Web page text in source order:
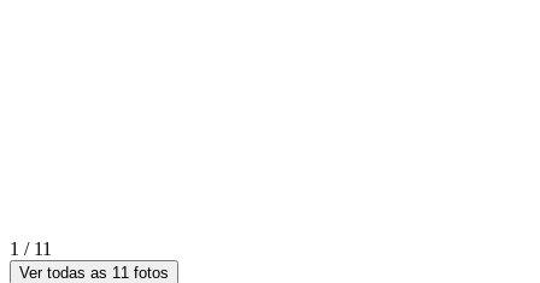
1 / 11
Ver todas as 11 fotos